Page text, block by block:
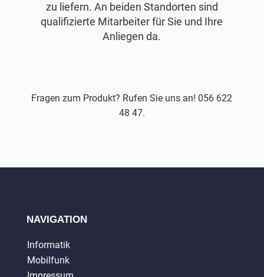
zu liefern. An beiden Standorten sind
qualifizierte Mitarbeiter für Sie und Ihre
Anliegen da.
Fragen zum Produkt? Rufen Sie uns an! 056 622
48 47.
NAVIGATION
Informatik
Mobilfunk